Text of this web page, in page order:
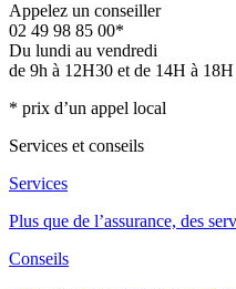
Appelez un conseiller
02 49 98 85 00*
Du lundi au vendredi
de 9h à 12H30 et de 14H à 18H
* prix d’un appel local
Services et conseils
Services
Plus que de l’assurance, des
Conseils